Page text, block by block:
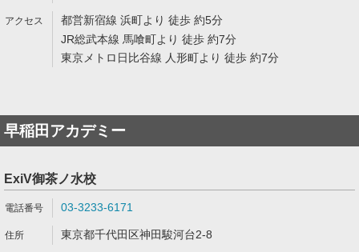
都営新宿線 浜町より 徒歩 約5分
JR総武本線 馬喰町より 徒歩 約7分
東京メトロ日比谷線 人形町より 徒歩 約7分
早稲田アカデミー
ExiV御茶ノ水校
03-3233-6171
東京都千代田区神田駿河台2-8